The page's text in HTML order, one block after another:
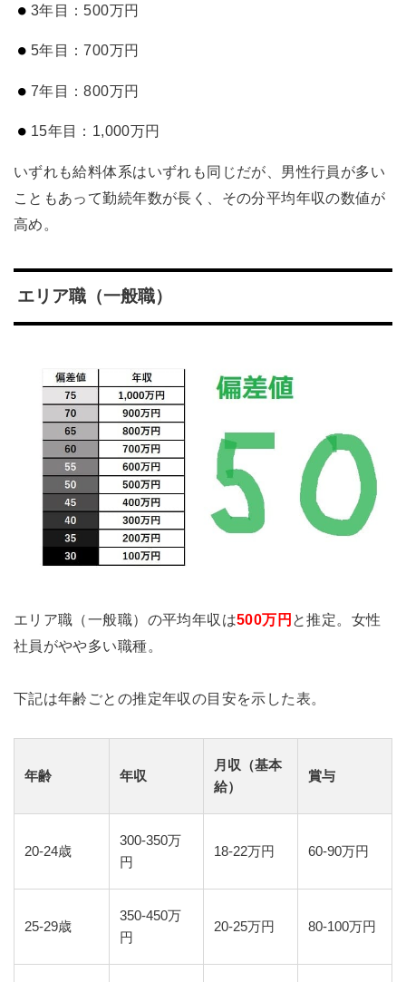
3年目：500万円
5年目：700万円
7年目：800万円
15年目：1,000万円
いずれも給料体系はいずれも同じだが、男性行員が多い
こともあって勤続年数が長く、その分平均年収の数値が
高め。
エリア職（一般職）
エリア職（一般職）の平均年収は500万円 と推定。女性
社員がやや多い職種。
下記は年齢ごとの推定年収の目安を示した表。
年齢 年収
月収（基本
給）
賞与
20-24歳
300-350万
円
18-22万円 60-90万円
25-29歳
350-450万
円
20-25万円 80-100万円